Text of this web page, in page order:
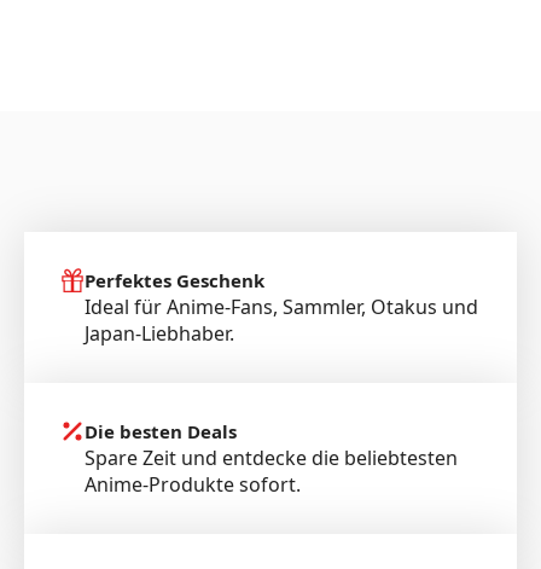
Perfektes Geschenk
Ideal für Anime-Fans, Sammler, Otakus und
Japan-Liebhaber.
Die besten Deals
Spare Zeit und entdecke die beliebtesten
Anime-Produkte sofort.